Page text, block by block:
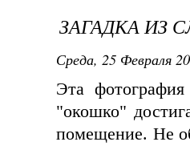
ЗАГАДКА ИЗ
Среда, 25 Февраля
Эта
"окошко"
помещение. Не